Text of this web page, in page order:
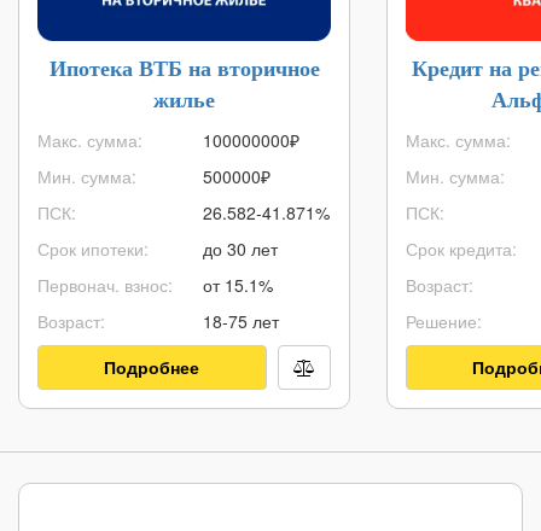
Ипотека ВТБ на вторичное
жилье
Макс. сумма:
Мин. сумма:
ПСК:
Срок ипотеки:
Первонач. взнос:
Возраст:
100000000₽
500000₽
26.582-41.871%
до 30 лет
от 15.1%
18-75 лет
Подробнее
Кредит на
Макс. сумма:
Мин. сумма:
ПСК:
Срок кредита:
Возраст:
Решение: